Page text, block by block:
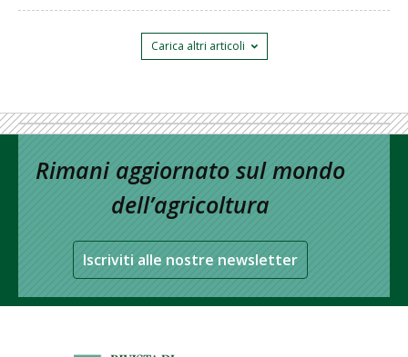
Carica altri articoli
Rimani aggiornato sul mondo
dell’agricoltura
Iscriviti alle nostre newsletter